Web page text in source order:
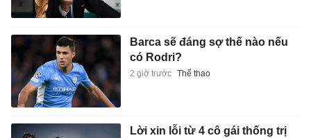
Barca sẽ đáng sợ thế nào nếu
có Rodri?
2 giờ trước Thể thao
Lời xin lỗi từ 4 cô gái thống trị